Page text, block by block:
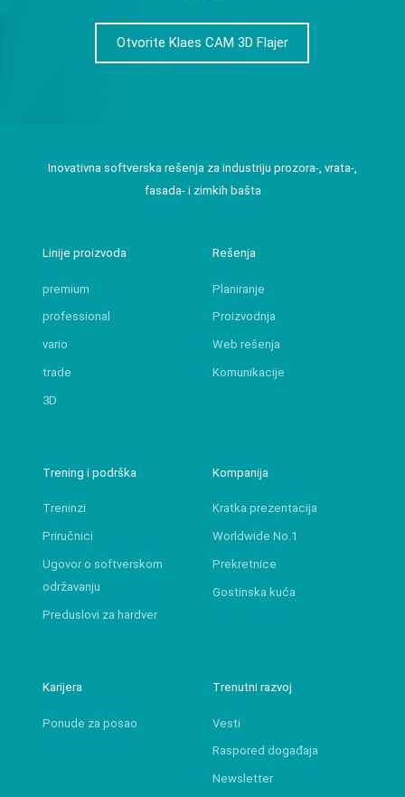
Otvorite Klaes CAM 3D Flajer
Inovativna softverska rešenja za industriju prozora-, vrata-,
fasada- i zimkih bašta
Linije proizvoda
premium
professional
vario
trade
3D
Rešenja
Planiranje
Proizvodnja
Web rešenja
Komunikacije
Trening i podrška
Treninzi
Priručnici
Ugovor o softverskom
održavanju
Preduslovi za hardver
Kompanija
Kratka prezentacija
Worldwide No.1
Prekretnice
Gostinska kuća
Karijera
Ponude za posao
Trenutni razvoj
Vesti
Raspored događaja
Newsletter